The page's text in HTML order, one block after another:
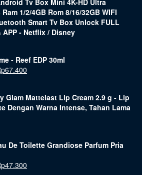
Tv Box Mini 4K-HD Ultra
1/2/4GB Rom 8/16/32GB WIFI
Smart Tv Box Unlock FULL
APP - Netflix / Disney
- Reef EDP 30ml
67.400
Glam Mattelast Lip Cream 2.9 g - Lip
Dengan Warna Intense, Tahan Lama
De Toilette Grandiose Parfum Pria
47.300